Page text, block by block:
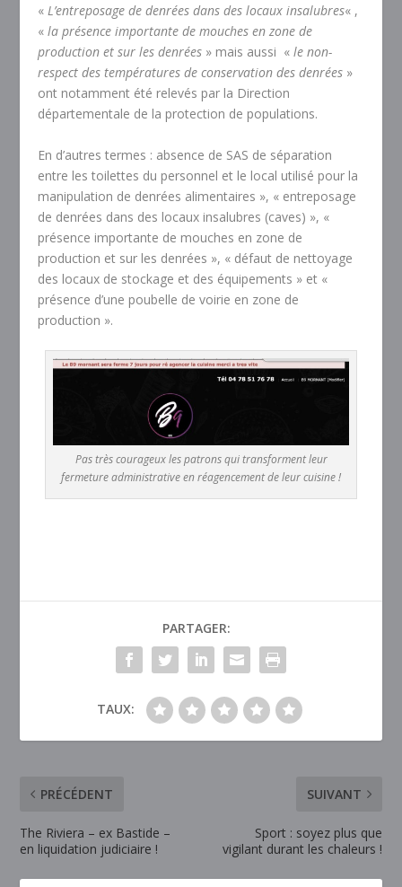
«L’entreposage de denrées dans des locaux insalubres« ,
«la présence importante de mouches en zone de
production et sur les denrées » mais aussi «le non-
respect des températures de conservation des denrées »
ont notamment été relevés par la Direction
départementale de la protection de populations.
En d’autres termes : absence de SAS de séparation
entre les toilettes du personnel et le local utilisé pour la
manipulation de denrées alimentaires », « entreposage
de denrées dans des locaux insalubres (caves) », «
présence importante de mouches en zone de
production et sur les denrées », « défaut de nettoyage
des locaux de stockage et des équipements » et «
présence d’une poubelle de voirie en zone de
production ».
Pas très courageux les patrons qui transforment leur
fermeture administrative en réagencement de leur cuisine !
PARTAGER:
TAUX:
PRÉCÉDENT
The Riviera – ex Bastide –
en liquidation judiciaire !
SUIVANT
Sport : soyez plus que
vigilant durant les chaleurs !